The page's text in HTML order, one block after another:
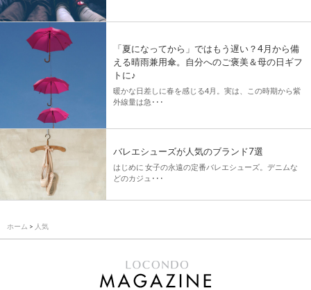
「夏になってから」ではもう遅い？4月から備
える晴雨兼用傘。自分へのご褒美＆母の日ギフ
トに♪
暖かな日差しに春を感じる4月。実は、この時期から紫
外線量は急･･･
バレエシューズが人気のブランド7選
はじめに 女子の永遠の定番バレエシューズ。デニムな
どのカジュ･･･
ホーム > 人気